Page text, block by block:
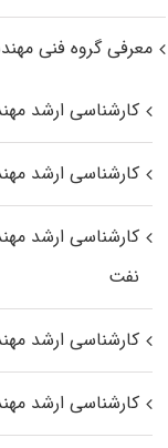
معرفی گروه فنی
کارشناسی ارشد
کارشناسی ارشد
کارشناسی ارشد
نفت
کارشناسی ارشد
کارشناسی ارشد